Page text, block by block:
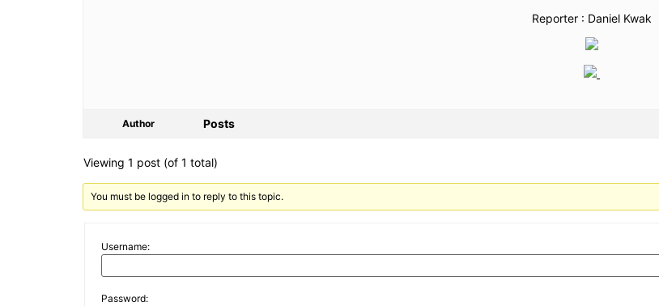
Reporter : Daniel Kwak
Author Posts
Viewing 1 post (of 1 total)
You must be logged in to reply to this topic.
Username:
Password: